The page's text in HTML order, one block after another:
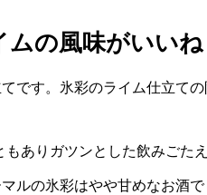
ムの風味がいいね
です。氷彩のライム仕立ての
ありガツンとした飲みごた
ルの氷彩はやや甘めなお酒